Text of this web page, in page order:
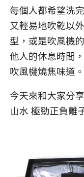
每個人都希望洗
又輕易地吹乾以
型，或是吹風機
他人的休息時間
吹風機燒焦味道。
今天來和大家分
山水 極勁正負離